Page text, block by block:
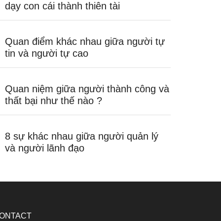
dạy con cái thành thiên tài
Quan điểm khác nhau giữa người tự
tin và người tự cao
Quan niệm giữa người thành công và
thất bại như thế nào ?
8 sự khác nhau giữa người quản lý
và người lãnh đạo